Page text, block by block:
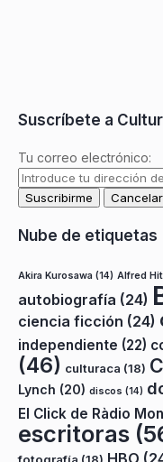
Suscríbete a
Tu correo electrónico:
Nube de etiquetas
Akira Kurosawa (14) Alfred
autobiografía (24)
ciencia ficción (24)
independiente (22)
(46) culturaca (18)
Lynch (20) discos (14)
El Click de Ràdio
escritoras
HBO